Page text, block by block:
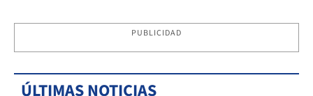
PUBLICIDAD
ÚLTIMAS NOTICIAS